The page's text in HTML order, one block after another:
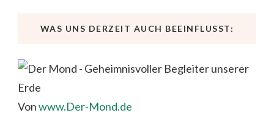
WAS UNS DERZEIT AUCH BEEINFLUSST:
Vonwww.Der-Mond.de